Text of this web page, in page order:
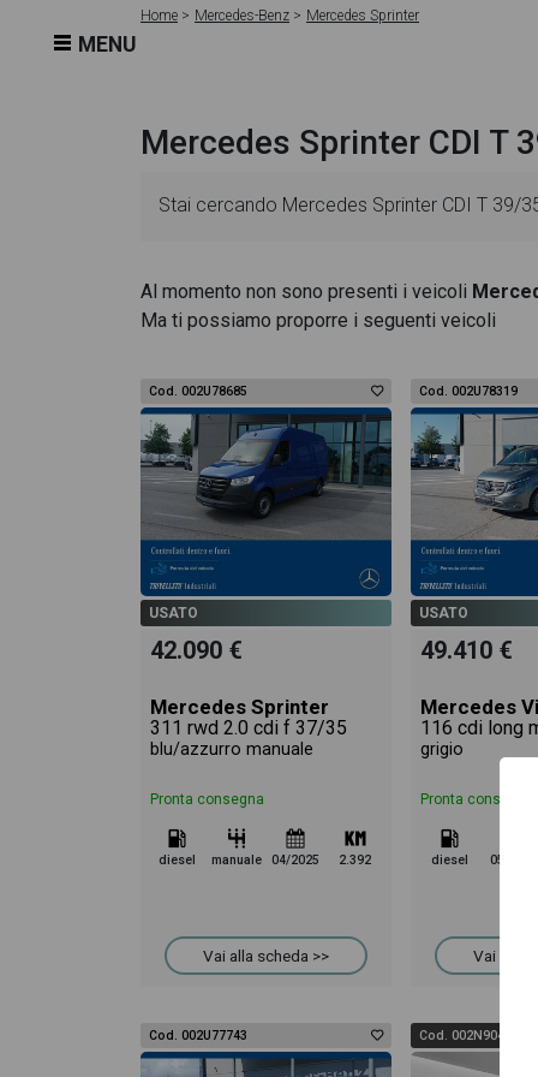
MENU
Home Mercedes-Benz Mercedes Sprinter
Mercedes Sprinter CDI T
Stai cercando Mercedes Sprinter CDI T 39/
essenziali come l'alimentazione, dati tecnici,
CDI T 39/35 euro 6 dispone di una ricca
degli interni in alta definizione. Questo ti
pagina Mercedes Sprinter CDI T 39/35
Al momento non sono presenti i veicoli
Ma ti possiamo proporre i seguenti veicoli
Cod. 002U78685
USATO
42.090 €
Mercedes Sprinter
311 rwd 2.0 cdi f 37/35
blu/azzurro manuale
Pronta consegna
diesel manuale 04/2025 2.392
Vai alla scheda >>
Cod. 002U78319
USATO
49.410 €
Mercedes
grigio
Pronta consegna
diesel 05/2023
Vai alla
Cod. 002U77743 Cod. 002N90474